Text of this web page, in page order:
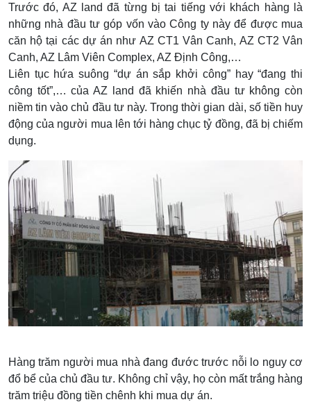
Trước đó, AZ land đã từng bị tai tiếng với khách hàng là
những nhà đầu tư góp vốn vào Công ty này để được mua
căn hộ tại các dự án như AZ CT1 Vân Canh, AZ CT2 Vân
Canh, AZ Lâm Viên Complex, AZ Định Công,…
Liên tục hứa suông “dự án sắp khởi công” hay “đang thi
công tốt”,… của AZ land đã khiến nhà đầu tư không còn
niềm tin vào chủ đầu tư này. Trong thời gian dài, số tiền huy
động của người mua lên tới hàng chục tỷ đồng, đã bị chiếm
dụng.
Hàng trăm người mua nhà đang đước trước nỗi lo nguy cơ
đổ bể của chủ đầu tư. Không chỉ vậy, họ còn mất trắng hàng
trăm triệu đồng tiền chênh khi mua dự án.